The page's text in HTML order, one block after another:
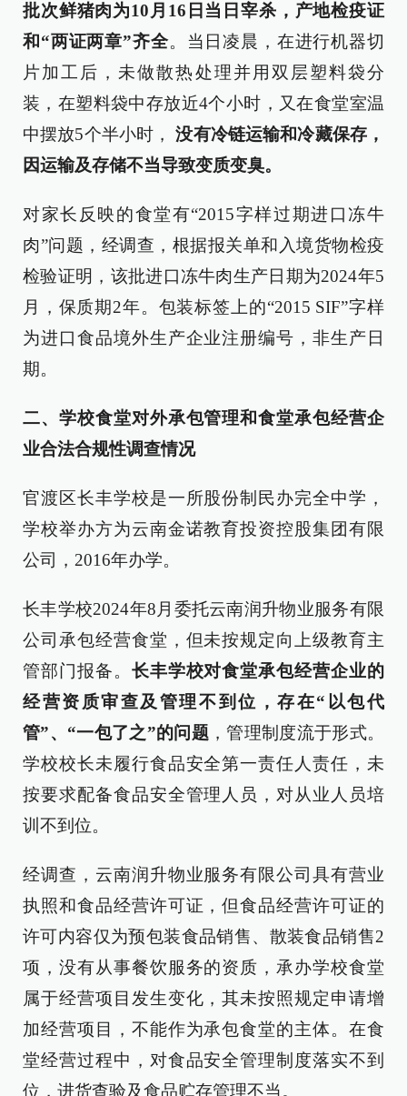
批次鲜猪肉为10月16日当日宰杀，产地检疫证
和“两证两章”齐全。当日凌晨，在进行机器切
片加工后，未做散热处理并用双层塑料袋分
装，在塑料袋中存放近4个小时，又在食堂室温
中摆放5个半小时，
没有冷链运输和冷藏保存，
因运输及存储不当导致变质变臭。
对家长反映的食堂有“2015字样过期进口冻牛
肉”问题，经调查，根据报关单和入境货物检疫
检验证明，该批进口冻牛肉生产日期为2024年5
月，保质期2年。包装标签上的“2015 SIF”字样
为进口食品境外生产企业注册编号，非生产日
期。
二、学校食堂对外承包管理和食堂承包经营企
业合法合规性调查情况
官渡区长丰学校是一所股份制民办完全中学，
学校举办方为云南金诺教育投资控股集团有限
公司，2016年办学。
长丰学校2024年8月委托云南润升物业服务有限
公司承包经营食堂，但未按规定向上级教育主
管部门报备。 长丰学校对食堂承包经营企业的
经营资质审查及管理不到位，存在“以包代
管”、“一包了之”的问题 ，管理制度流于形式。
学校校长未履行食品安全第一责任人责任，未
按要求配备食品安全管理人员，对从业人员培
训不到位。
经调查，云南润升物业服务有限公司具有营业
执照和食品经营许可证，但食品经营许可证的
许可内容仅为预包装食品销售、散装食品销售2
项，没有从事餐饮服务的资质，承办学校食堂
属于经营项目发生变化，其未按照规定申请增
加经营项目，不能作为承包食堂的主体。在食
堂经营过程中，对食品安全管理制度落实不到
位，进货查验及食品贮存管理不当。